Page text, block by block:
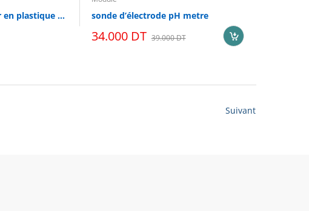
Boîtier de contrôleur en plastique ABS pour maison intelligente, boîtier de capteur électronique IOT, boîtier PCB, nouveau 98x98x32mm-blanc sonde d’électrode pH metre
34.000 DT 39.000 DT
Suivant